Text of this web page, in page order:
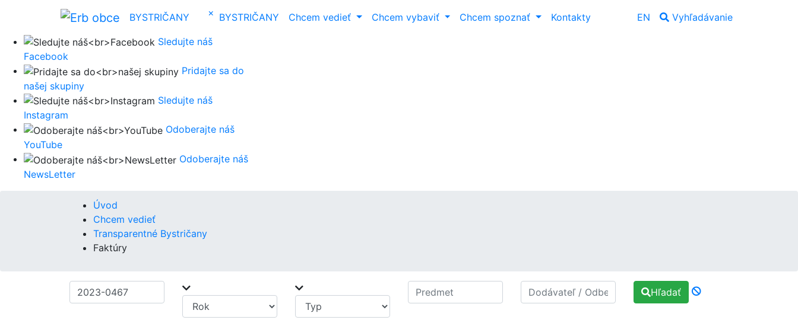
BYSTRIČANY × BYSTRIČANY Chcem vedieť Chcem vybaviť Chcem spoznať Kontakty EN Vyhľadávanie
Sledujte náš
Facebook
Pridajte sa do
našej skupiny
Sledujte náš
Instagram
Odoberajte náš
YouTube
Odoberajte náš
NewsLetter
Úvod
Chcem vedieť
Transparentné Bystričany
Faktúry
Hľadať